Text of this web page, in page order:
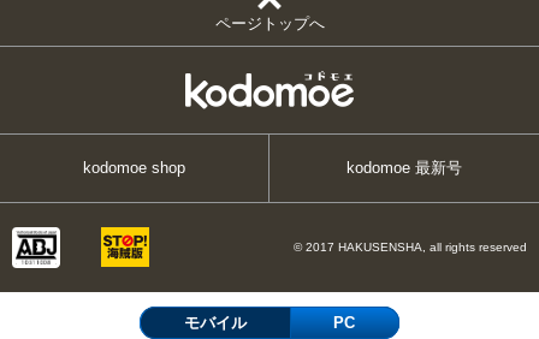
ページトップへ
kodomoe shop kodomoe 最新号
© 2017 HAKUSENSHA, all rights reserved
モバイル PC